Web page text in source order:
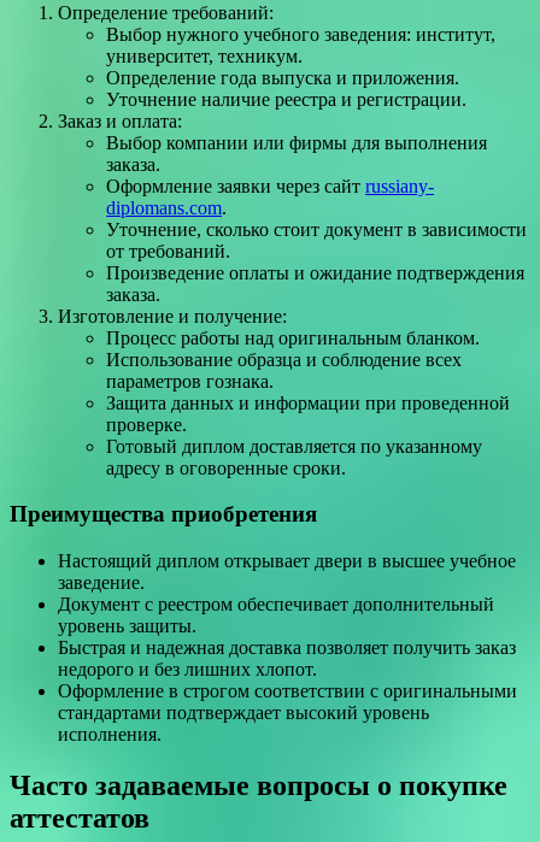
Определение требований:
Выбор нужного учебного заведения: институт,
университет, техникум.
Определение года выпуска и приложения.
Уточнение наличие реестра и регистрации.
Заказ и оплата:
Выбор компании или фирмы для выполнения
заказа.
Оформление заявки через сайт russiany-
diplomans.com.
Уточнение, сколько стоит документ в зависимости
от требований.
Произведение оплаты и ожидание подтверждения
заказа.
Изготовление и получение:
Процесс работы над оригинальным бланком.
Использование образца и соблюдение всех
параметров гознака.
Защита данных и информации при проведенной
проверке.
Готовый диплом доставляется по указанному
адресу в оговоренные сроки.
Преимущества приобретения
Настоящий диплом открывает двери в высшее учебное
заведение.
Документ с реестром обеспечивает дополнительный
уровень защиты.
Быстрая и надежная доставка позволяет получить заказ
недорого и без лишних хлопот.
Оформление в строгом соответствии с оригинальными
стандартами подтверждает высокий уровень
исполнения.
Часто задаваемые вопросы о покупке
аттестатов